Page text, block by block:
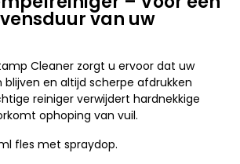
van uw
Cleaner zorgt u ervoor dat uw
en altijd scherpe afdrukken
reiniger verwijdert hardnekkige
ophoping van vuil.
fles met spraydop.